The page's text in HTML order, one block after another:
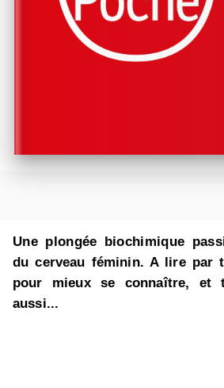
Une plongée biochimique
du cerveau féminin. A lire par
pour mieux se connaître, et
aussi...